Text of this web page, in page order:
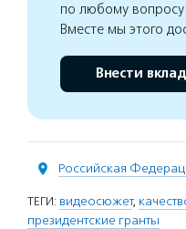
по любому вопросу
Вместе мы этого
Внести вклад
Российская
ТЕГИ: видеосюжет,
президентские гранты